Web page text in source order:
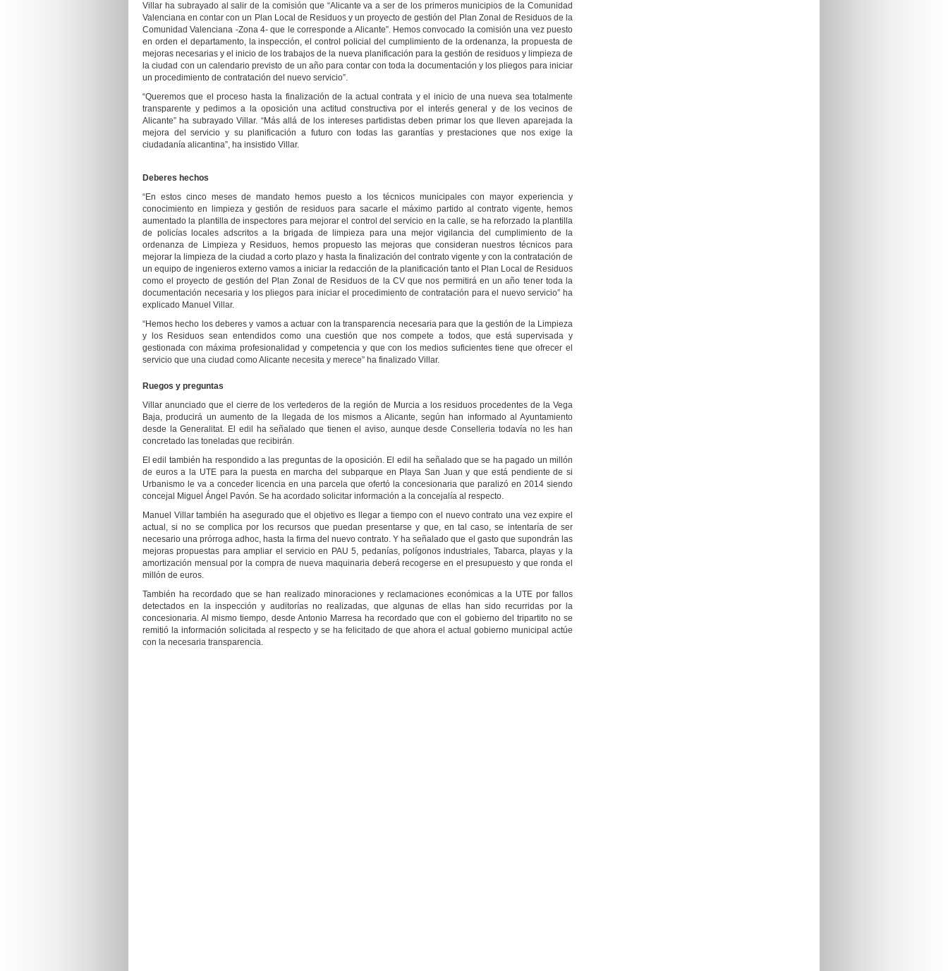
Villar ha subrayado al salir de la comisión que “Alicante va a ser de los primeros municipios de la Comunidad
Valenciana en contar con un Plan Local de Residuos y un proyecto de gestión del Plan Zonal de Residuos de la
Comunidad Valenciana -Zona 4- que le corresponde a Alicante”. Hemos convocado la comisión una vez puesto
en orden el departamento, la inspección, el control policial del cumplimiento de la ordenanza, la propuesta de
mejoras necesarias y el inicio de los trabajos de la nueva planificación para la gestión de residuos y limpieza de
la ciudad con un calendario previsto de un año para contar con toda la documentación y los pliegos para iniciar
un procedimiento de contratación del nuevo servicio”.
“Queremos que el proceso hasta la finalización de la actual contrata y el inicio de una nueva sea totalmente
transparente ypedimosa la oposición una actitud constructiva por el interés general y de los vecinos de
Alicante” ha subrayado Villar. “Más allá de los intereses partidistas deben primar los que lleven aparejada la
mejora del servicio y su planificación a futuro con todas las garantías y prestaciones que nos exige la
ciudadanía alicantina”, ha insistido Villar.
Deberes hechos
“En estos cinco meses de mandato hemos puesto a los técnicos municipales con mayor experiencia y
conocimiento en limpieza y gestión de residuos para sacarle el máximo partido al contrato vigente, hemos
aumentado la plantilla de inspectores para mejorar el control del servicio en la calle, se ha reforzado la plantilla
de policías locales adscritos a la brigada de limpieza para una mejor vigilancia del cumplimiento de la
ordenanza de Limpieza y Residuos, hemos propuesto las mejoras que consideran nuestros técnicos para
mejorar la limpieza de la ciudad a corto plazo y hasta la finalización del contrato vigente y con la contratación de
un equipo de ingenieros externo vamos a iniciar la redacción de la planificación tanto el Plan Local de Residuos
como el proyecto de gestión del Plan Zonal de Residuos de la CV que nos permitirá en un año tener toda la
documentación necesaria y los pliegos para iniciar el procedimiento de contratación para el nuevo servicio” ha
explicado Manuel Villar.
“Hemos hecho los deberes y vamos a actuar con la transparencia necesaria para que la gestión de la Limpieza
y los Residuos sean entendidos como una cuestión que nos compete a todos, que está supervisada y
gestionada con máxima profesionalidad y competenciay que con los medios suficientes tiene que ofrecer el
servicio que una ciudad como Alicante necesita y merece” ha finalizado Villar.
Ruegos y preguntas
Villar anunciado que el cierre de los vertederos de la región de Murcia a los residuos procedentes de la Vega
Baja, producirá un aumento de la llegada de los mismos a Alicante, según han informado al Ayuntamiento
desde la Generalitat. El edil ha señalado que tienen el aviso, aunque desde Conselleria todavía no les han
concretado las toneladas que recibirán.
El edil también ha respondido a las preguntas de la oposición. El edil ha señalado que se ha pagado un millón
de euros a la UTE para la puesta en marcha del subparque en Playa San Juan y que está pendiente de si
Urbanismo le va a conceder licencia en una parcela que ofertó la concesionaria que paralizó en 2014 siendo
concejal Miguel Ángel Pavón. Se ha acordado solicitar información a la concejalía al respecto.
Manuel Villar también ha asegurado que el objetivo es llegar a tiempo con el nuevo contrato una vez expire el
actual, si no se complica por los recursos que puedan presentarse y que, en tal caso, se intentaría de ser
necesario una prórroga adhoc, hasta la firma del nuevo contrato. Y ha señalado que el gasto que supondrán las
mejoras propuestas para ampliar el servicio en PAU 5, pedanías, polígonos industriales, Tabarca, playas y la
amortización mensual por la compra de nueva maquinaria deberá recogerse en el presupuesto y que ronda el
millón de euros.
También ha recordado que se han realizado minoraciones y reclamaciones económicas a la UTE por fallos
detectados en la inspección y auditorías no realizadas, que algunas de ellas han sido recurridas por la
concesionaria. Al mismo tiempo, desde Antonio Marresa ha recordado que con el gobierno del tripartito no se
remitió la información solicitada al respecto y se ha felicitado de que ahora el actual gobierno municipal actúe
con la necesaria transparencia.